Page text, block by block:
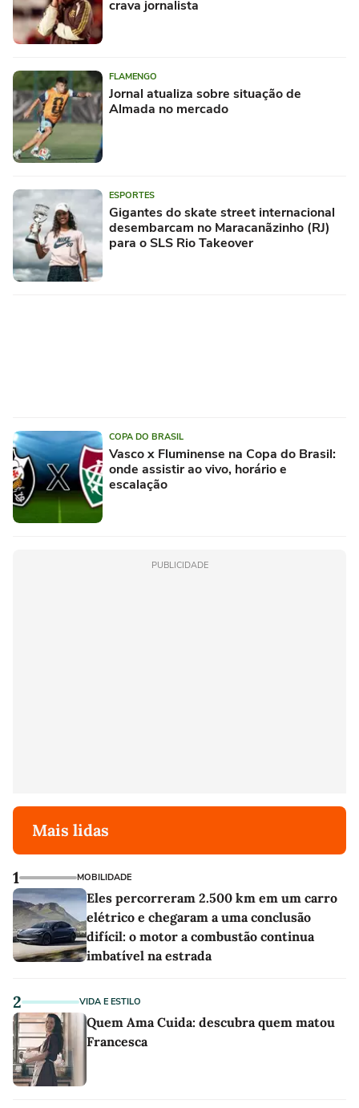
crava jornalista
FLAMENGO
Jornal atualiza sobre situação de
Almada no mercado
ESPORTES
Gigantes do skate street internacional
desembarcam no Maracanãzinho (RJ)
para o SLS Rio Takeover
COPA DO BRASIL
Vasco x Fluminense na Copa do Brasil:
onde assistir ao vivo, horário e
escalação
PUBLICIDADE
Mais lidas
1 MOBILIDADE
Eles percorreram 2.500 km em um carro
elétrico e chegaram a uma conclusão
difícil: o motor a combustão continua
imbatível na estrada
2 VIDA E ESTILO
Quem Ama Cuida: descubra quem matou
Francesca